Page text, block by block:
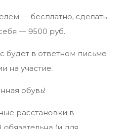
— бесплатно, сделать
— 9500 руб.
в ответном письме
на участие.
обувь!
расстановки в